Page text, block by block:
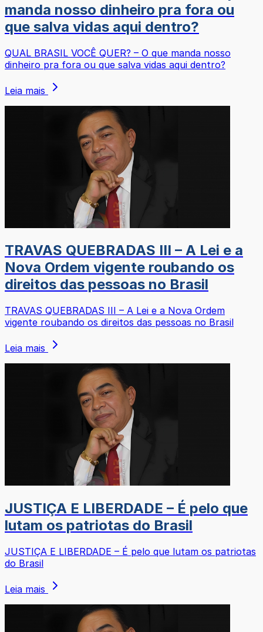
manda nosso dinheiro pra fora ou
que salva vidas aqui dentro?
QUAL BRASIL VOCÊ QUER? – O que manda nosso
dinheiro pra fora ou que salva vidas aqui dentro?
Leia mais
TRAVAS QUEBRADAS III – A Lei e a
Nova Ordem vigente roubando os
direitos das pessoas no Brasil
TRAVAS QUEBRADAS III – A Lei e a Nova Ordem
vigente roubando os direitos das pessoas no Brasil
Leia mais
JUSTIÇA E LIBERDADE – É pelo que
lutam os patriotas do Brasil
JUSTIÇA E LIBERDADE – É pelo que lutam os patriotas
do Brasil
Leia mais